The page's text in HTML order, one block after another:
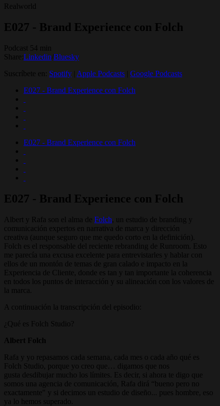
Realworld
E027 - Brand Experience con Folch
Podcast 54 min
Share: Linkedin Bluesky
Suscríbete en: Spotify Apple Podcasts
Google Podcasts
E027 - Brand Experience con Folch
E027 - Brand Experience con Folch
E027 - Brand Experience con Folch
Albert y Rafa son el alma de Folch , un estudio de branding y
comunicación expertos en narrativa de marca y dirección
creativa (aunque seguro que me quedo corto en la definición).
Folch es el responsable del reciente rebranding de Runroom. Esto
me parecía una excusa excelente para entrevistarles y hablar con
ellos de un montón de temas de gran calado e impacto en la
Experiencia de Cliente, donde es tan y tan importante la coherencia
en todos los puntos de interacción y su alineación con los valores de
la marca.
A continuación la transcripción del episodio:
¿Qué es Folch Studio?
Albert Folch
Rafa y yo repasamos cada semana, cada mes o cada año qué es
Folch Studio, porque yo creo que… digamos que nos
gusta desdibujar mucho los límites. Es decir, si ahora te digo que
somos una agencia de comunicación, Rafa dirá “bueno pero no
exactamente" y si decimos un estudio de diseño... pues hombre, eso
ya lo hemos superado.